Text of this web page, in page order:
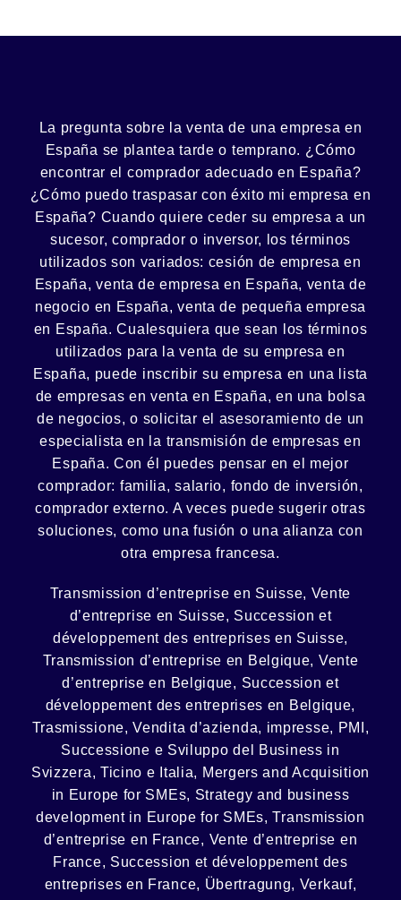
La pregunta sobre la venta de unaempresa en
España se plantea tarde o temprano. ¿Cómo
encontrar el comprador adecuado en España?
¿Cómo puedotraspasar con éxito mi empresa en
España? Cuando quiere ceder su empresa a un
sucesor, comprador o inversor, los términos
utilizados son variados: cesión de empresa en
España, venta de empresa en España, venta de
negocio en España, venta de pequeña empresa
en España. Cualesquiera que sean los términos
utilizados para la venta de su empresa en
España, puede inscribir su empresa en una lista
de empresas en venta en España, en una bolsa
de negocios, o solicitar el asesoramiento de un
especialista en la transmisión de empresas en
España. Con él puedes pensar en el mejor
comprador: familia,salario, fondo de inversión,
comprador externo. A veces puede sugerir otras
soluciones, como una fusión o unaalianza con
otra empresa francesa.
Transmission d’entreprise en Suisse, Vente
d’entreprise en Suisse, Succession et
développement des entreprises en Suisse,
Transmission d’entreprise en Belgique, Vente
d’entreprise en Belgique, Succession et
développement des entreprises en Belgique,
Trasmissione, Vendita d’azienda, impresse, PMI,
Successione e Sviluppo del Business in
Svizzera, Ticino e Italia, Mergers and Acquisition
in Europe for SMEs, Strategy and business
development in Europe for SMEs,Transmission
d’entreprise en France, Vente d’entreprise en
France, Succession et développement des
entreprises en France, Übertragung, Verkauf,